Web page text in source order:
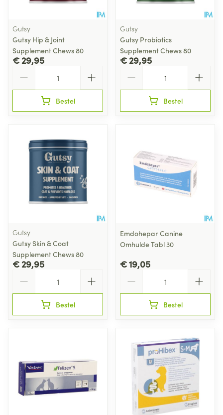
Gutsy
Gutsy Hip & Joint
Supplement Chews 80
€ 29,95
Bestel
Gutsy
Gutsy Probiotics
Supplement Chews 80
€ 29,95
Bestel
Gutsy
Gutsy Skin & Coat
Supplement Chews 80
€ 29,95
Bestel
Emdohepar Canine
Omhulde Tabl 30
€ 19,05
Bestel